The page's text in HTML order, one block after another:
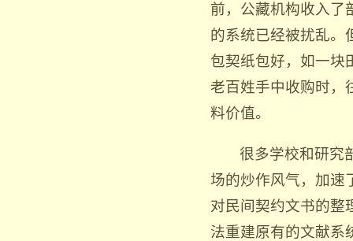
前，公藏机构收入了
的系统已经被扰乱。
包契纸包好，如一块
老百姓手中收购时，
料价值。
很多学校和研究
场的炒作风气，加速
对民间契约文书的整
法重建原有的文献系